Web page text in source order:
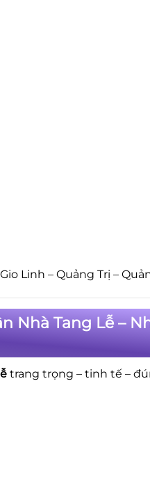
Linh – Quảng Trị –
Nhà Tang Lễ –
trang trọng – tinh tế –